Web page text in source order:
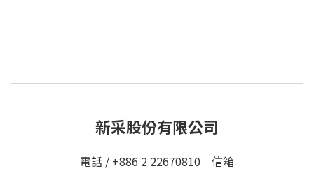
新采股份有限公司
電話 / +886 2 22670810 信箱